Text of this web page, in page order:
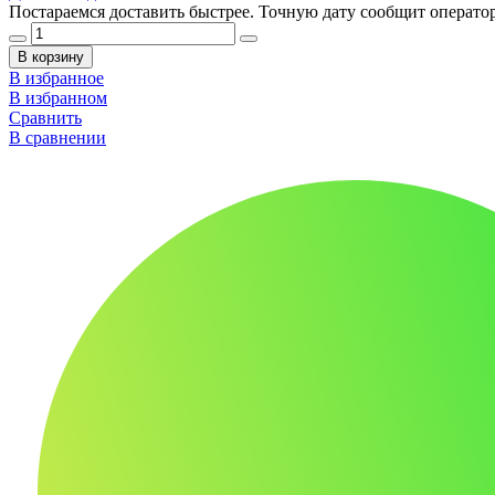
Постараемся доставить быстрее. Точную дату сообщит
В корзину
В избранное
В избранном
Сравнить
В сравнении